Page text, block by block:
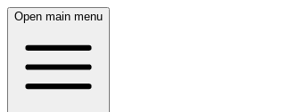
Open main menu